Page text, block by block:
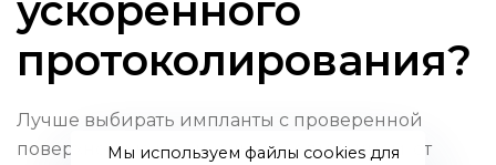
ускоренного
протоколирования?
Лучше выбирать импланты с проверенной
поверхностью и конусным соединением, от
Мы используем файлы cookies для